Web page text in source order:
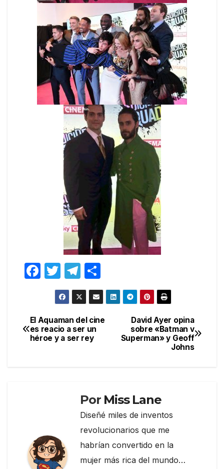
F
e
b
T
w
itt
er
T
el
e
gr
a
o
m
p
Navegación
de
David Ayer opina
sobre «Batman v
Superman» y Geoff
Johns
El Aquaman del cine
es reacio a ser un
héroe y a ser rey
Por Miss Lane
Diseñé miles de inventos
revolucionarios que me
habrían convertido en la
mujer más rica del mundo…